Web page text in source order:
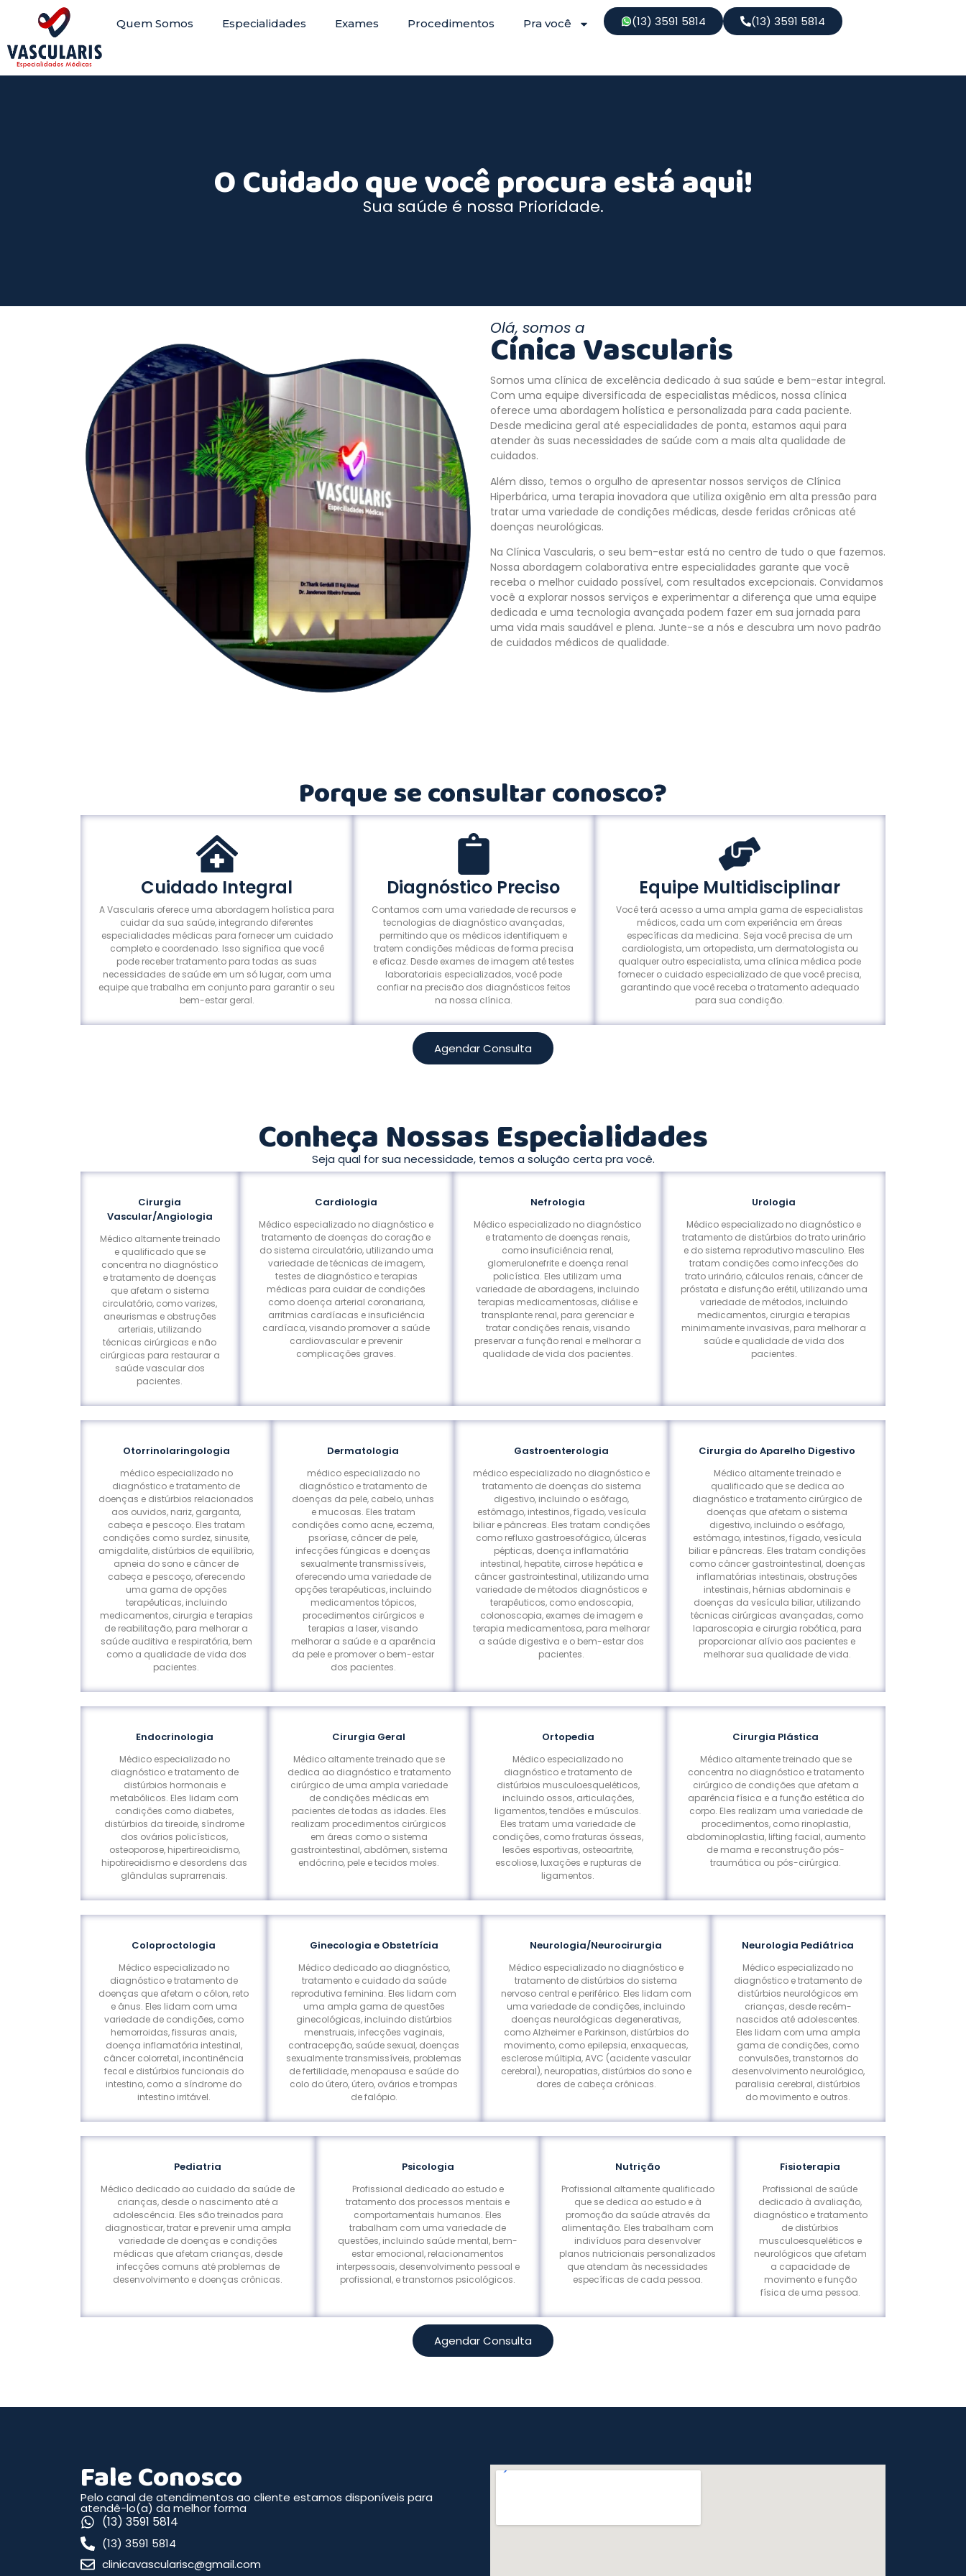
Quem Somos Especialidades Exames Procedimentos Pra você (13) 3591 5814 (13) 3591 5814
O Cuidado que você procura está aqui!
Sua saúde é nossa Prioridade.
Olá, somos a
Cínica Vascularis
Somos uma clínica de excelência dedicado à sua saúde e bem-estar integral.
Com uma equipe diversificada de especialistas médicos, nossa clínica
oferece uma abordagem holística e personalizada para cada paciente.
Desde medicina geral até especialidades de ponta, estamos aqui para
atender às suas necessidades de saúde com a mais alta qualidade de
cuidados.
Além disso, temos o orgulho de apresentar nossos serviços de Clínica
Hiperbárica, uma terapia inovadora que utiliza oxigênio em alta pressão para
tratar uma variedade de condições médicas, desde feridas crônicas até
doenças neurológicas.
Na Clínica Vascularis, o seu bem-estar está no centro de tudo o que fazemos.
Nossa abordagem colaborativa entre especialidades garante que você
receba o melhor cuidado possível, com resultados excepcionais. Convidamos
você a explorar nossos serviços e experimentar a diferença que uma equipe
dedicada e uma tecnologia avançada podem fazer em sua jornada para
uma vida mais saudável e plena. Junte-se a nós e descubra um novo padrão
de cuidados médicos de qualidade.
Porque se consultar conosco?
Cuidado Integral
A Vascularis oferece uma abordagem holística para
cuidar da sua saúde, integrando diferentes
especialidades médicas para fornecer um cuidado
completo e coordenado. Isso significa que você
pode receber tratamento para todas as suas
necessidades de saúde em um só lugar, com uma
equipe que trabalha em conjunto para garantir o seu
bem-estar geral.
Diagnóstico Preciso
Contamos com uma variedade de recursos e
tecnologias de diagnóstico avançadas,
permitindo que os médicos identifiquem e
tratem condições médicas de forma precisa
e eficaz. Desde exames de imagem até testes
laboratoriais especializados, você pode
confiar na precisão dos diagnósticos feitos
na nossa clínica.
Equipe Multidisciplinar
Você terá acesso a uma ampla gama de especialistas
médicos, cada um com experiência em áreas
específicas da medicina. Seja você precisa de um
cardiologista, um ortopedista, um dermatologista ou
qualquer outro especialista, uma clínica médica pode
fornecer o cuidado especializado de que você precisa,
garantindo que você receba o tratamento adequado
para sua condição.
Agendar Consulta
Conheça Nossas Especialidades
Seja qual for sua necessidade, temos a solução certa pra você.
Cirurgia
Vascular/Angiologia
Médico altamente treinado
e qualificado que se
concentra no diagnóstico
e tratamento de doenças
que afetam o sistema
circulatório, como varizes,
aneurismas e obstruções
arteriais, utilizando
técnicas cirúrgicas e não
cirúrgicas para restaurar a
saúde vascular dos
pacientes.
Cardiologia
Médico especializado no diagnóstico e
tratamento de doenças do coração e
do sistema circulatório, utilizando uma
variedade de técnicas de imagem,
testes de diagnóstico e terapias
médicas para cuidar de condições
como doença arterial coronariana,
arritmias cardíacas e insuficiência
cardíaca, visando promover a saúde
cardiovascular e prevenir
complicações graves.
Nefrologia
Médico especializado no diagnóstico
e tratamento de doenças renais,
como insuficiência renal,
glomerulonefrite e doença renal
policística. Eles utilizam uma
variedade de abordagens, incluindo
terapias medicamentosas, diálise e
transplante renal, para gerenciar e
tratar condições renais, visando
preservar a função renal e melhorar a
qualidade de vida dos pacientes.
Urologia
Médico especializado no diagnóstico e
tratamento de distúrbios do trato urinário
e do sistema reprodutivo masculino. Eles
tratam condições como infecções do
trato urinário, cálculos renais, câncer de
próstata e disfunção erétil, utilizando uma
variedade de métodos, incluindo
medicamentos, cirurgia e terapias
minimamente invasivas, para melhorar a
saúde e qualidade de vida dos
pacientes.
Otorrinolaringologia
médico especializado no
diagnóstico e tratamento de
doenças e distúrbios relacionados
aos ouvidos, nariz, garganta,
cabeça e pescoço. Eles tratam
condições como surdez, sinusite,
amigdalite, distúrbios de equilíbrio,
apneia do sono e câncer de
cabeça e pescoço, oferecendo
uma gama de opções
terapêuticas, incluindo
medicamentos, cirurgia e terapias
de reabilitação, para melhorar a
saúde auditiva e respiratória, bem
como a qualidade de vida dos
pacientes.
Dermatologia
médico especializado no
diagnóstico e tratamento de
doenças da pele, cabelo, unhas
e mucosas. Eles tratam
condições como acne, eczema,
psoríase, câncer de pele,
infecções fúngicas e doenças
sexualmente transmissíveis,
oferecendo uma variedade de
opções terapêuticas, incluindo
medicamentos tópicos,
procedimentos cirúrgicos e
terapias a laser, visando
melhorar a saúde e a aparência
da pele e promover o bem-estar
dos pacientes.
Gastroenterologia
médico especializado no diagnóstico e
tratamento de doenças do sistema
digestivo, incluindo o esôfago,
estômago, intestinos, fígado, vesícula
biliar e pâncreas. Eles tratam condições
como refluxo gastroesofágico, úlceras
pépticas, doença inflamatória
intestinal, hepatite, cirrose hepática e
câncer gastrointestinal, utilizando uma
variedade de métodos diagnósticos e
terapêuticos, como endoscopia,
colonoscopia, exames de imagem e
terapia medicamentosa, para melhorar
a saúde digestiva e o bem-estar dos
pacientes.
Cirurgia do Aparelho Digestivo
Médico altamente treinado e
qualificado que se dedica ao
diagnóstico e tratamento cirúrgico de
doenças que afetam o sistema
digestivo, incluindo o esôfago,
estômago, intestinos, fígado, vesícula
biliar e pâncreas. Eles tratam condições
como câncer gastrointestinal, doenças
inflamatórias intestinais, obstruções
intestinais, hérnias abdominais e
doenças da vesícula biliar, utilizando
técnicas cirúrgicas avançadas, como
laparoscopia e cirurgia robótica, para
proporcionar alívio aos pacientes e
melhorar sua qualidade de vida.
Endocrinologia
Médico especializado no
diagnóstico e tratamento de
distúrbios hormonais e
metabólicos. Eles lidam com
condições como diabetes,
distúrbios da tireoide, síndrome
dos ovários policísticos,
osteoporose, hipertireoidismo,
hipotireoidismo e desordens das
glândulas suprarrenais.
Cirurgia Geral
Médico altamente treinado que se
dedica ao diagnóstico e tratamento
cirúrgico de uma ampla variedade
de condições médicas em
pacientes de todas as idades. Eles
realizam procedimentos cirúrgicos
em áreas como o sistema
gastrointestinal, abdômen, sistema
endócrino, pele e tecidos moles.
Ortopedia
Médico especializado no
diagnóstico e tratamento de
distúrbios musculoesqueléticos,
incluindo ossos, articulações,
ligamentos, tendões e músculos.
Eles tratam uma variedade de
condições, como fraturas ósseas,
lesões esportivas, osteoartrite,
escoliose, luxações e rupturas de
ligamentos.
Cirurgia Plástica
Médico altamente treinado que se
concentra no diagnóstico e tratamento
cirúrgico de condições que afetam a
aparência física e a função estética do
corpo. Eles realizam uma variedade de
procedimentos, como rinoplastia,
abdominoplastia, lifting facial, aumento
de mama e reconstrução pós-
traumática ou pós-cirúrgica.
Coloproctologia
Médico especializado no
diagnóstico e tratamento de
doenças que afetam o cólon, reto
e ânus. Eles lidam com uma
variedade de condições, como
hemorroidas, fissuras anais,
doença inflamatória intestinal,
câncer colorretal, incontinência
fecal e distúrbios funcionais do
intestino, como a síndrome do
intestino irritável.
Ginecologia e Obstetrícia
Médico dedicado ao diagnóstico,
tratamento e cuidado da saúde
reprodutiva feminina. Eles lidam com
uma ampla gama de questões
ginecológicas, incluindo distúrbios
menstruais, infecções vaginais,
contracepção, saúde sexual, doenças
sexualmente transmissíveis, problemas
de fertilidade, menopausa e saúde do
colo do útero, útero, ovários e trompas
de falópio.
Neurologia/Neurocirurgia
Médico especializado no diagnóstico e
tratamento de distúrbios do sistema
nervoso central e periférico. Eles lidam com
uma variedade de condições, incluindo
doenças neurológicas degenerativas,
como Alzheimer e Parkinson, distúrbios do
movimento, como epilepsia, enxaquecas,
esclerose múltipla, AVC (acidente vascular
cerebral), neuropatias, distúrbios do sono e
dores de cabeça crônicas.
Neurologia Pediátrica
Médico especializado no
diagnóstico e tratamento de
distúrbios neurológicos em
crianças, desde recém-
nascidos até adolescentes.
Eles lidam com uma ampla
gama de condições, como
convulsões, transtornos do
desenvolvimento neurológico,
paralisia cerebral, distúrbios
do movimento e outros.
Pediatria
Médico dedicado ao cuidado da saúde de
crianças, desde o nascimento até a
adolescência. Eles são treinados para
diagnosticar, tratar e prevenir uma ampla
variedade de doenças e condições
médicas que afetam crianças, desde
infecções comuns até problemas de
desenvolvimento e doenças crônicas.
Psicologia
Profissional dedicado ao estudo e
tratamento dos processos mentais e
comportamentais humanos. Eles
trabalham com uma variedade de
questões, incluindo saúde mental, bem-
estar emocional, relacionamentos
interpessoais, desenvolvimento pessoal e
profissional, e transtornos psicológicos.
Nutrição
Profissional altamente qualificado
que se dedica ao estudo e à
promoção da saúde através da
alimentação. Eles trabalham com
indivíduos para desenvolver
planos nutricionais personalizados
que atendam às necessidades
específicas de cada pessoa.
Fisioterapia
Profissional de saúde
dedicado à avaliação,
diagnóstico e tratamento
de distúrbios
musculoesqueléticos e
neurológicos que afetam
a capacidade de
movimento e função
física de uma pessoa.
Agendar Consulta
Fale Conosco
Pelo canal de atendimentos ao cliente estamos disponíveis para
atendê-lo(a) da melhor forma
(13) 3591 5814
(13) 3591 5814
clinicavascularisc@gmail.com